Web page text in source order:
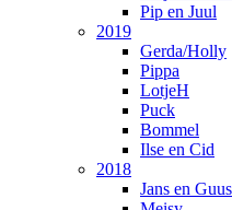
Pip en Juul
2019
Gerda/Holly
Pippa
LotjeH
Puck
Bommel
Ilse en Cid
2018
Jans en Guus